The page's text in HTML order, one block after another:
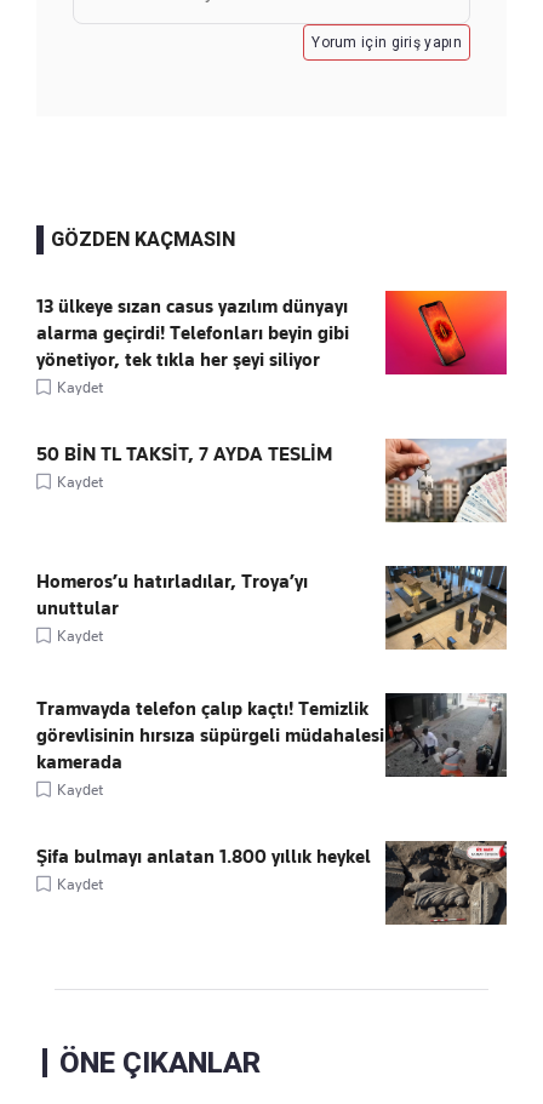
Yorum için giriş yapın
GÖZDEN KAÇMASIN
13 ülkeye sızan casus yazılım dünyayı
alarma geçirdi! Telefonları beyin gibi
yönetiyor, tek tıkla her şeyi siliyor
Kaydet
50 BİN TL TAKSİT, 7 AYDA TESLİM
Kaydet
Homeros’u hatırladılar, Troya’yı
unuttular
Kaydet
Tramvayda telefon çalıp kaçtı! Temizlik
görevlisinin hırsıza süpürgeli müdahalesi
kamerada
Kaydet
Şifa bulmayı anlatan 1.800 yıllık heykel
Kaydet
ÖNE ÇIKANLAR